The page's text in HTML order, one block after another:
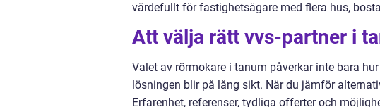
värdefullt för fastighetsägare med flera hus,
Att välja rätt vvs-partner i
Valet av rörmokare i tanum påverkar inte bara
lösningen blir på lång sikt. När du jämför
Erfarenhet, referenser, tydliga offerter och